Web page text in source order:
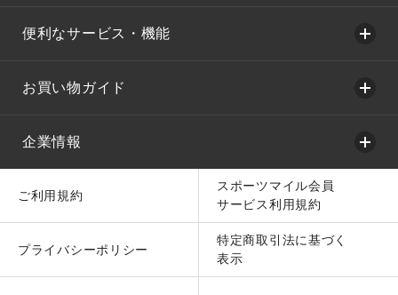
便利なサービス・機能
お買い物ガイド
企業情報
ご利用規約
スポーツマイル会員
サービス利用規約
プライバシーポリシー
特定商取引法に基づく
表示